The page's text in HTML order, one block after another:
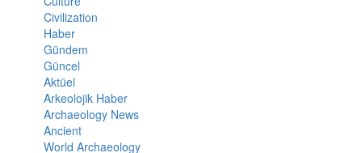
Civilization
Haber
Gündem
Güncel
Aktüel
Arkeolojik Haber
Archaeology News
Ancient
World Archaeology